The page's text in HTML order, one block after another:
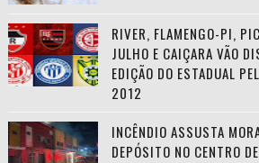
RIVER, FLAMENGO-PI,
JULHO E CAIÇARA VÃO
EDIÇÃO DO ESTADUAL
2012
INCÊNDIO ASSUSTA
DEPÓSITO NO CENTRO